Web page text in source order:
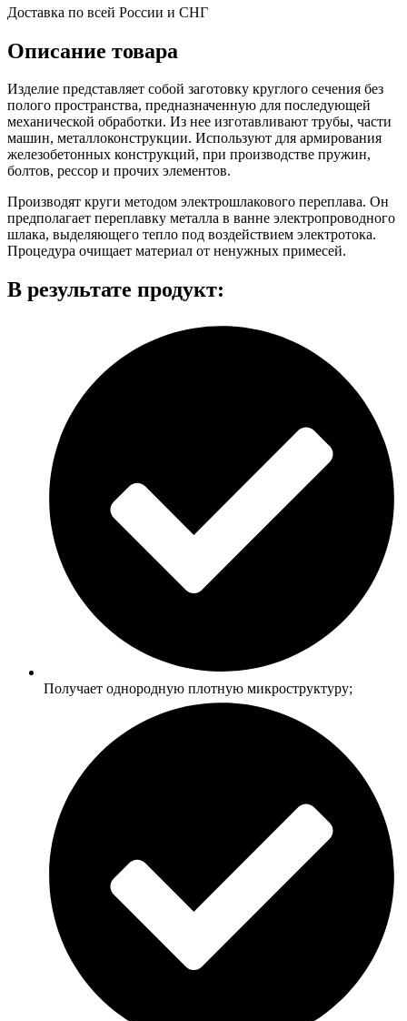
Доставка по всей России и СНГ
Описание товара
Изделие представляет собой заготовку круглого сечения без
полого пространства, предназначенную для последующей
механической обработки. Из нее изготавливают трубы, части
машин, металлоконструкции. Используют для армирования
железобетонных конструкций, при производстве пружин,
болтов, рессор и прочих элементов.
Производят круги методом электрошлакового переплава. Он
предполагает переплавку металла в ванне электропроводного
шлака, выделяющего тепло под воздействием электротока.
Процедура очищает материал от ненужных примесей.
В результате продукт:
Получает однородную плотную микроструктуру;